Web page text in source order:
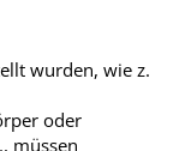
wurden, wie z.
oder
müssen